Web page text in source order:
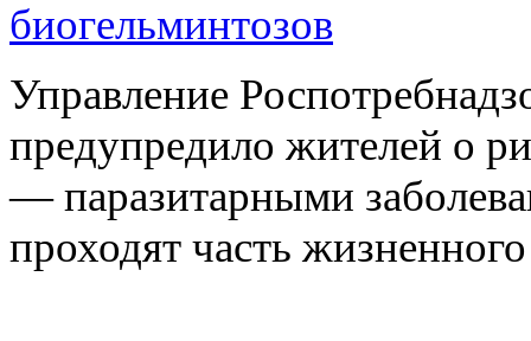
биогельминтозов
Управление
предупредило жителей о
— паразитарными
проходят часть